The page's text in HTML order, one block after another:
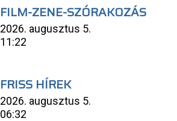
FILM-ZENE-SZÓRAKOZÁS
2026. augusztus 5.
11:22
FRISS HÍREK
2026. augusztus 5.
06:32